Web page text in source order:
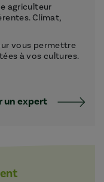
agriculteur
Climat,
vous permettre
à vos cultures.
un expert